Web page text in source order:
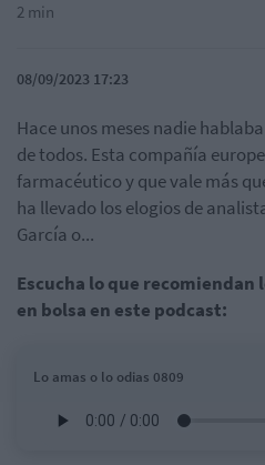
2 min
08/09/2023 17:23
Hace unos meses nadie
de todos. Esta compañía
farmacéutico y que vale más
ha llevado los elogios de
García o...
Escucha lo que
en bolsa en este podcast:
Lo amas o lo odias 0809